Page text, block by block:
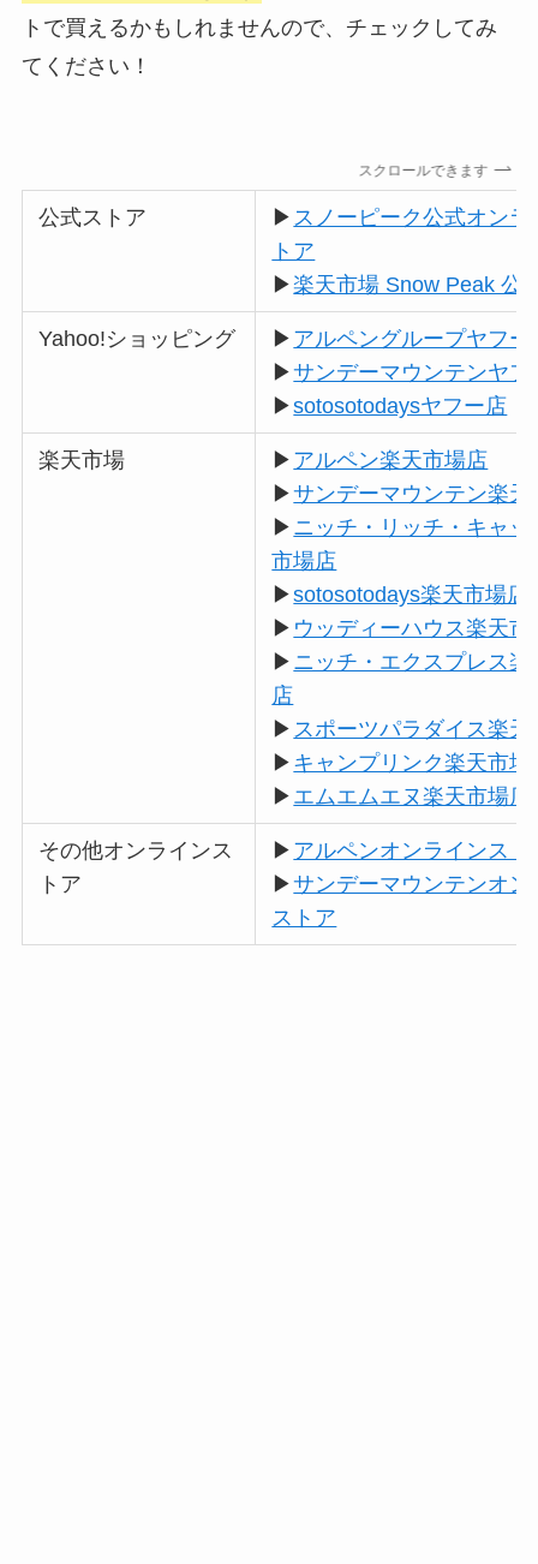
トで買えるかもしれませんので、チェックしてみ
てください！
スクロールできます
公式ストア ▶ スノーピーク公式オンラ
トア
▶楽天市場 Snow Peak 公
Yahoo!ショッピング ▶ アルペングループヤフー
▶サンデーマウンテンヤフ
▶sotosotodaysヤフー店
楽天市場 ▶ アルペン楽天市場店
▶サンデーマウンテン楽天
▶ ニッチ・リッチ・キャッ
市場店
▶sotosotodays楽天市場店
▶ ウッディーハウス楽天市
▶ ニッチ・エクスプレス楽
店
▶ スポーツパラダイス楽天
▶ キャンプリンク楽天市場
▶ エムエムエヌ楽天市場店
その他オンラインス
トア
▶ アルペンオンラインスト
▶サンデーマウンテンオン
ストア